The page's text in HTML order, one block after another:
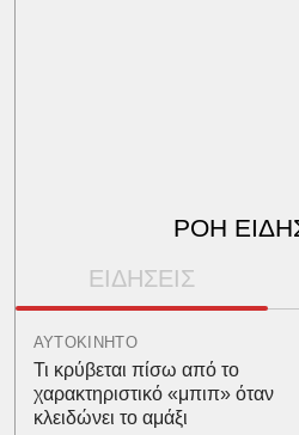
ΡΟΗ
ΕΙΔΗΣΕΙΣ
ΑΥΤΟΚΙΝΗΤΟ
Τι κρύβεται πίσω από το
χαρακτηριστικό «μπιπ» όταν
κλειδώνει το αμάξι